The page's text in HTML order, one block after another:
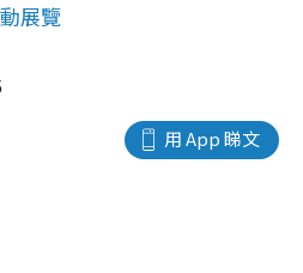
展覽
用 App 睇文